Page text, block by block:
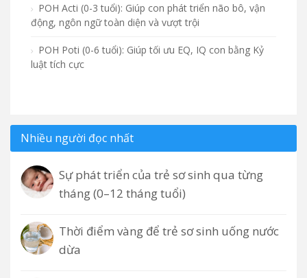
POH Acti (0-3 tuổi): Giúp con phát triển não bô, vận
động, ngôn ngữ toàn diện và vượt trội
POH Poti (0-6 tuổi): Giúp tối ưu EQ, IQ con bằng Kỷ
luật tích cực
Nhiều người đọc nhất
Sự phát triển của trẻ sơ sinh qua từng
tháng (0–12 tháng tuổi)
Thời điểm vàng để trẻ sơ sinh uống nước
dừa